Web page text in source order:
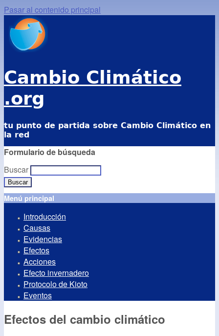
Pasar al contenido principal
Cambio Climático
.org
tu punto de partida sobre Cambio Climático en
la red
Formulario de búsqueda
Buscar
Menú principal
Introducción
Causas
Evidencias
Efectos
Acciones
Efecto invernadero
Protocolo de Kioto
Eventos
Efectos del cambio climático